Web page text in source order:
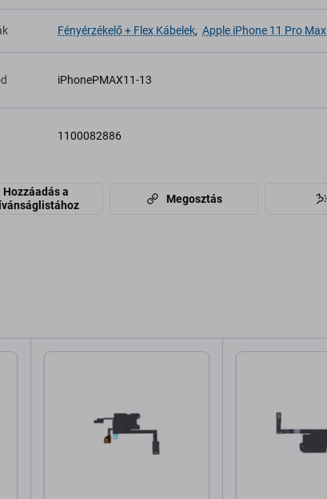
Fényérzékelő + Flex Kábelek, Apple iPhone 11 Pro Max
iPhonePMAX11-13
1100082886
Hozzáadás a
Megosztás